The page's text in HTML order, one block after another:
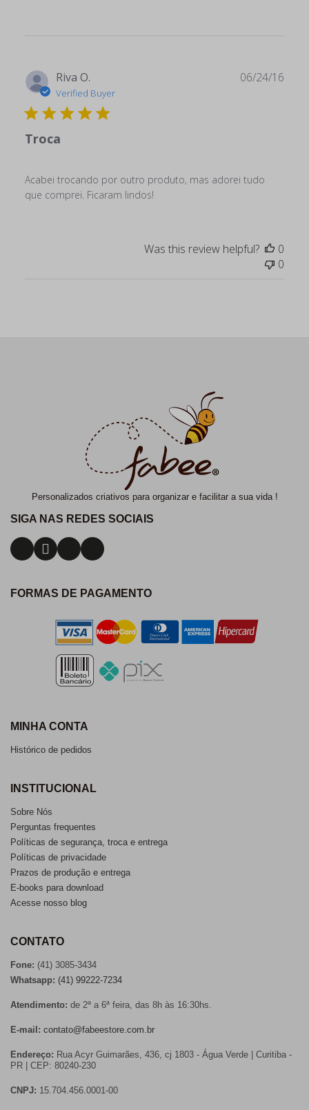
Riva O.
Verified Buyer
Troca
Acabei trocando por outro produto, mas adorei tudo
que comprei. Ficaram lindos!
06/24/16
Was this review helpful?
0
0
Personalizados criativos para organizar e facilitar a sua vida !
SIGA NAS REDES SOCIAIS
FORMAS DE PAGAMENTO
MINHA CONTA
Histórico de pedidos
INSTITUCIONAL
Sobre Nós
Perguntas frequentes
Políticas de segurança, troca e entrega
Políticas de privacidade
Prazos de produção e entrega
E-books para download
Acesse nosso blog
CONTATO
Fone: (41) 3085-3434
Whatsapp: (41) 99222-7234
Atendimento: de 2ª a 6ª feira, das 8h às 16:30hs.
E-mail: contato@fabeestore.com.br
Endereço: Rua Acyr Guimarães, 436, cj 1803 - Água Verde | Curitiba -
PR | CEP: 80240-230
CNPJ: 15.704.456.0001-00